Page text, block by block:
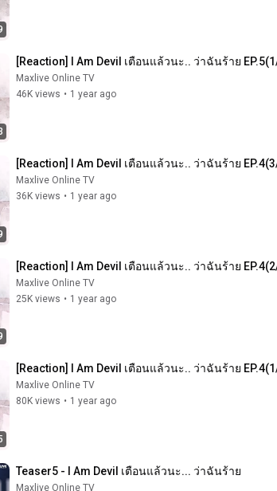
[Reaction] I Am Devil เตือนแล้วนะ.. ว่าฉันร้าย
Maxlive Online TV
46K views • 1 year ago
[Reaction] I Am Devil เตือนแล้วนะ.. ว่าฉันร้าย
Maxlive Online TV
36K views • 1 year ago
[Reaction] I Am Devil เตือนแล้วนะ.. ว่าฉันร้าย
Maxlive Online TV
25K views • 1 year ago
[Reaction] I Am Devil เตือนแล้วนะ.. ว่าฉันร้าย
Maxlive Online TV
80K views • 1 year ago
Teaser5 - I Am Devil เตือนแล้วนะ... ว่าฉันร้าย
Maxlive Online TV